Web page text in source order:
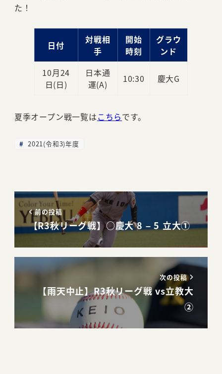
た！
日付
対戦相
手
開始
時刻
グラウ
ンド
10月24
日(日)
日本通
運(A)
10:30 慶大G
夏季オープン戦一覧はこちらです。
2021(令和3)年度
前の投稿
【R3秋リーグ戦】○慶大 8 – 5 立大①
次の投稿
【雨天中止】R3秋リーグ戦 vs立教大
②